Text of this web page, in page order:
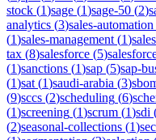
stock (1)sage (1)sage-50 (2)
analytics (3)sales-automation
(1)sales-management (1)
tax (8)salesforce (5)
(1)sanctions (1)sap (5)sap-
(1)sat (1)saudi-arabia (3)
(9)sccs (2)scheduling (6)
(1)screening (1)scrum (1)sdi
(2)seasonal-collections (1)